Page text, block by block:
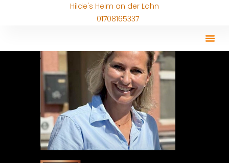
Hilde's Heim an der Lahn
01708165337